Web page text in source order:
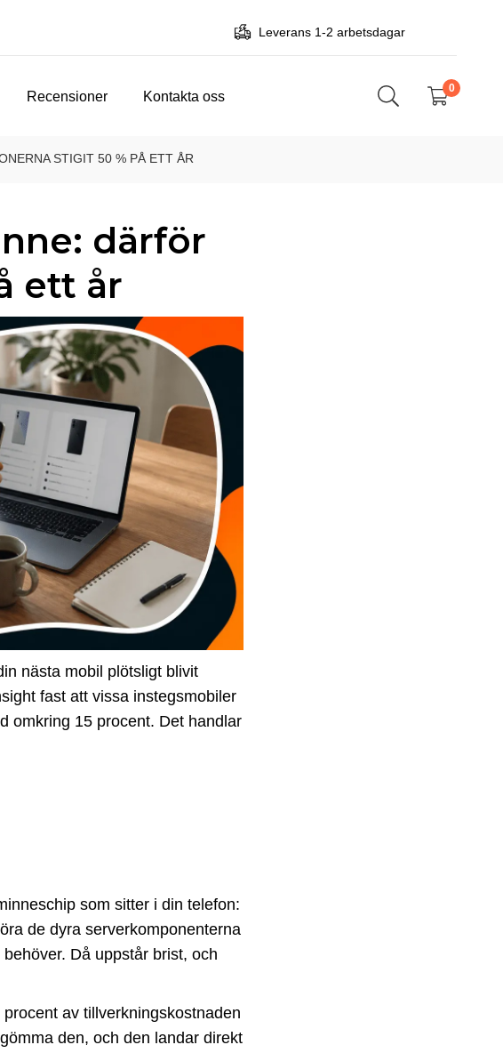
Leverans 1-2 arbetsdagar
Recensioner Kontakta oss 0
STIGIT 50 % PÅ ETT ÅR
därför
ett år
nästa mobil plötsligt blivit
fast att vissa instegsmobiler
omkring 15 procent. Det handlar
som sitter i din telefon:
de dyra serverkomponenterna
Då uppstår brist, och
av tillverkningskostnaden
den, och den landar direkt